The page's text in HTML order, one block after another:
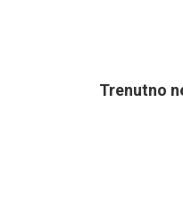
Trenutno